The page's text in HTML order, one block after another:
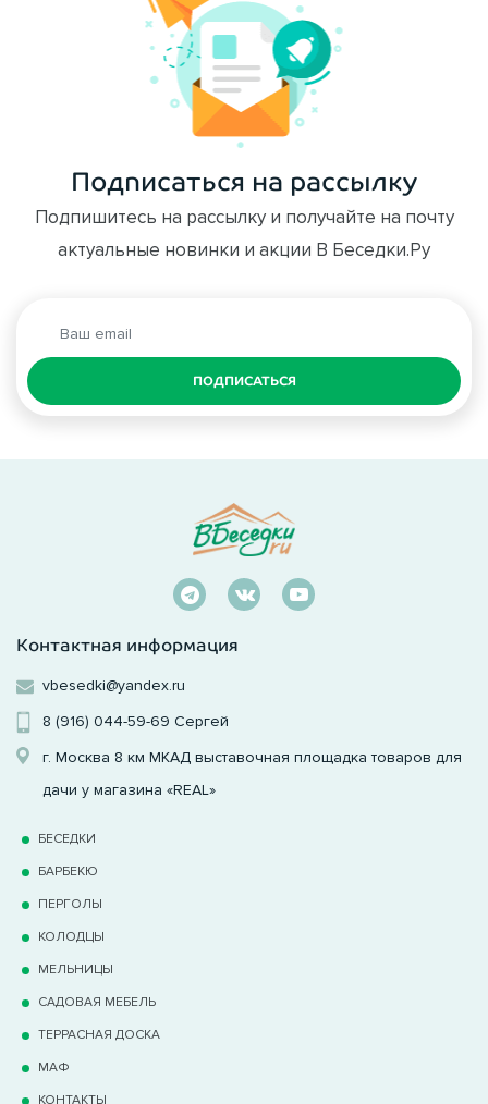
Подписаться на рассылку
Подпишитесь на рассылку и получайте на почту
актуальные новинки и акции В Беседки.Ру
ПОДПИСАТЬСЯ
Контактная информация
vbesedki@yandex.ru
8 (916) 044-59-69 Сергей
г. Москва 8 км МКАД выставочная площадка товаров для
дачи у магазина «REAL»
БЕСЕДКИ
БАРБЕКЮ
ПЕРГОЛЫ
КОЛОДЦЫ
МЕЛЬНИЦЫ
САДОВАЯ МЕБЕЛЬ
ТЕРРАCНАЯ ДОСКА
МАФ
КОНТАКТЫ